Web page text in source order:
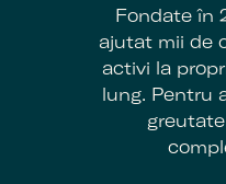
Fondate în
ajutat mii de
activi la
lung. Pentru